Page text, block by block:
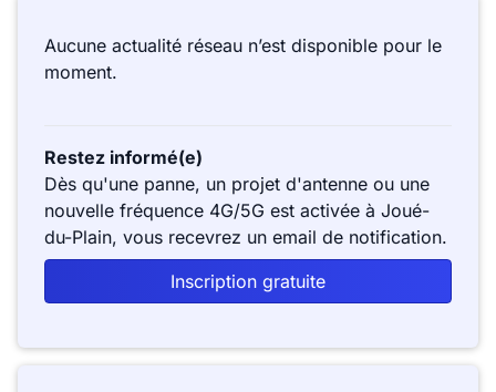
Aucune actualité réseau n’est disponible pour le
moment.
Restez informé(e)
Dès qu'une panne, un projet d'antenne ou une
nouvelle fréquence 4G/5G est activée à Joué-
du-Plain, vous recevrez un email de notification.
Inscription gratuite